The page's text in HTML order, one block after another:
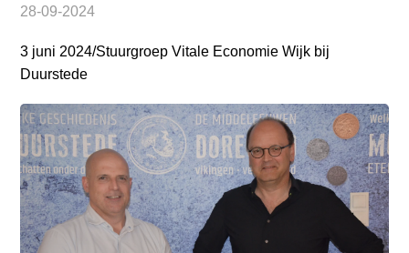
a
v
i
a
t
i
o
n
J
u
28-09-2024
3 juni 2024/Stuurgroep Vitale Economie Wijk bij
Duurstede